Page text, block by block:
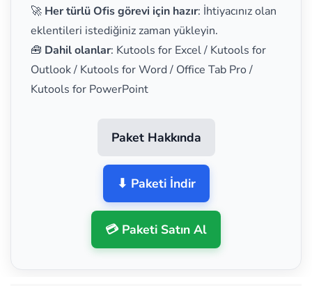
🚀 Her türlü Ofis görevi için hazır: İhtiyacınız olan
eklentileri istediğiniz zaman yükleyin.
🧰 Dahil olanlar: Kutools for Excel / Kutools for
Outlook / Kutools for Word / Office Tab Pro /
Kutools for PowerPoint
Paket Hakkında
⬇ Paketi İndir
💳 Paketi Satın Al